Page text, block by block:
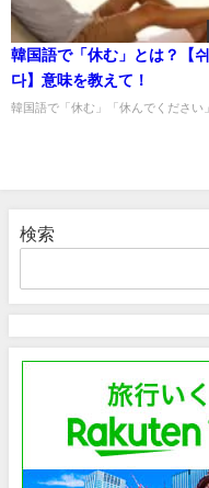
韓国語で「休む」とは？【쉬
다】意味を教えて！
韓国語で「休む」「休んでください
検索